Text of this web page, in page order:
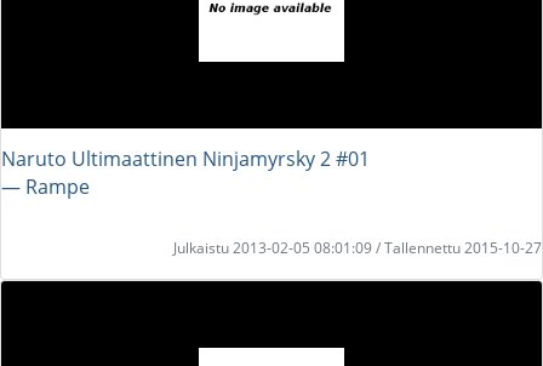
Naruto Ultimaattinen Ninjamyrsky 2 #01
― Rampe
Julkaistu 2013-02-05 08:01:09 / Tallennettu 2015-10-27